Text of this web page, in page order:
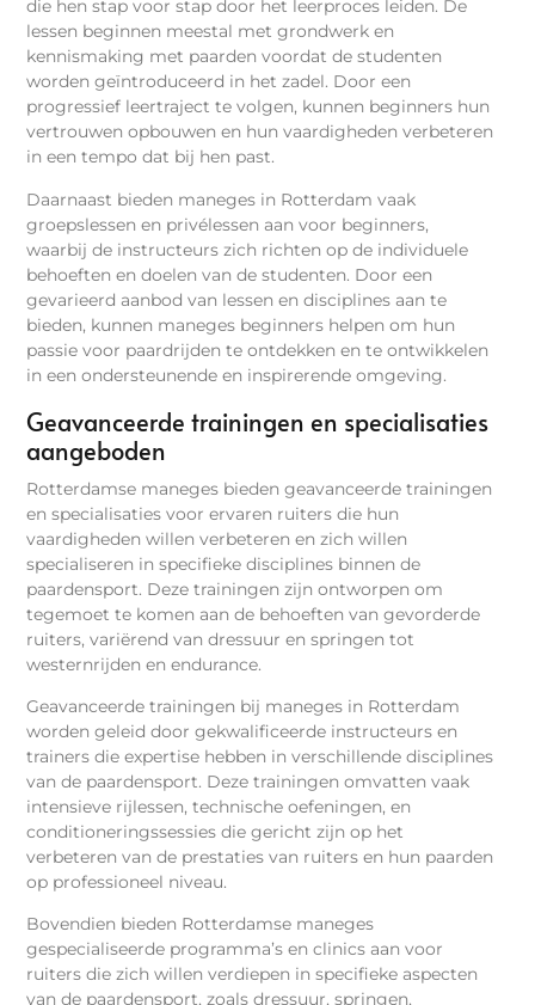
die hen stap voor stap door het leerproces leiden. De
lessen beginnen meestal met grondwerk en
kennismaking met paarden voordat de studenten
worden geïntroduceerd in het zadel. Door een
progressief leertraject te volgen, kunnen beginners hun
vertrouwen opbouwen en hun vaardigheden verbeteren
in een tempo dat bij hen past.
Daarnaast bieden maneges in Rotterdam vaak
groepslessen en privélessen aan voor beginners,
waarbij de instructeurs zich richten op de individuele
behoeften en doelen van de studenten. Door een
gevarieerd aanbod van lessen en disciplines aan te
bieden, kunnen maneges beginners helpen om hun
passie voor paardrijden te ontdekken en te ontwikkelen
in een ondersteunende en inspirerende omgeving.
Geavanceerde trainingen en specialisaties
aangeboden
Rotterdamse maneges bieden geavanceerde trainingen
en specialisaties voor ervaren ruiters die hun
vaardigheden willen verbeteren en zich willen
specialiseren in specifieke disciplines binnen de
paardensport. Deze trainingen zijn ontworpen om
tegemoet te komen aan de behoeften van gevorderde
ruiters, variërend van dressuur en springen tot
westernrijden en endurance.
Geavanceerde trainingen bij maneges in Rotterdam
worden geleid door gekwalificeerde instructeurs en
trainers die expertise hebben in verschillende disciplines
van de paardensport. Deze trainingen omvatten vaak
intensieve rijlessen, technische oefeningen, en
conditioneringssessies die gericht zijn op het
verbeteren van de prestaties van ruiters en hun paarden
op professioneel niveau.
Bovendien bieden Rotterdamse maneges
gespecialiseerde programma’s en clinics aan voor
ruiters die zich willen verdiepen in specifieke aspecten
van de paardensport, zoals dressuur, springen,